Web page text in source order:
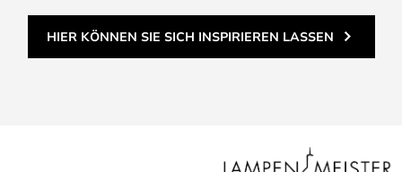
HIER KÖNNEN SIE SICH INSPIRIEREN LASSEN